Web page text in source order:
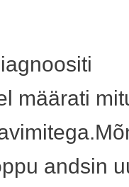
määrati
andsin